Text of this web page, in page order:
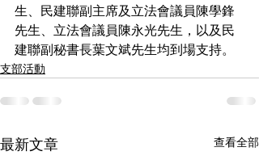
生、民建聯副主席及立法會議員陳學鋒
先生、立法會議員陳永光先生，以及民
建聯副秘書長葉文斌先生均到場支持。
支部活動
最新文章 查看全部